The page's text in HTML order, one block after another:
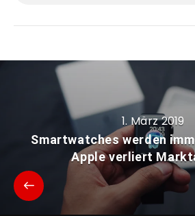
1. März 2019
Smartwatches werden
Apple verliert